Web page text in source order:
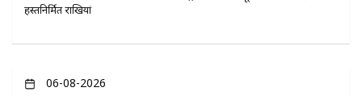
हस्तनिर्मित राखियां
06-08-2026